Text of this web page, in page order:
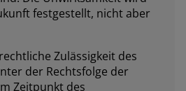
festgestellt, nicht aber
Zulässigkeit des
der Rechtsfolge der
Zeitpunkt des